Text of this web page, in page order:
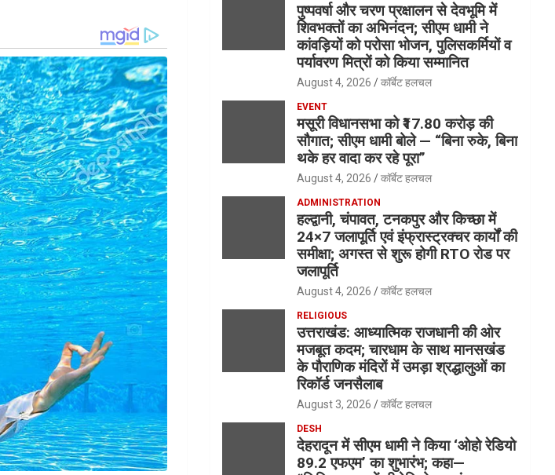
पुष्पवर्षा और चरण प्रक्षालन से देवभूमि में
शिवभक्तों का अभिनंदन; सीएम धामी ने
कांवड़ियों को परोसा भोजन, पुलिसकर्मियों व
पर्यावरण मित्रों को किया सम्मानित
August 4, 2026 कॉर्बेट हलचल
EVENT
मसूरी विधानसभा को ₹17.80 करोड़ की
सौगात; सीएम धामी बोले — “बिना रुके, बिना
थके हर वादा कर रहे पूरा”
August 4, 2026 कॉर्बेट हलचल
ADMINISTRATION
हल्द्वानी, चंपावत, टनकपुर और किच्छा में
24×7 जलापूर्ति एवं इंफ्रास्ट्रक्चर कार्यों की
समीक्षा; अगस्त से शुरू होगी RTO रोड पर
जलापूर्ति
August 4, 2026 कॉर्बेट हलचल
RELIGIOUS
उत्तराखंड: आध्यात्मिक राजधानी की ओर
मजबूत कदम; चारधाम के साथ मानसखंड
के पौराणिक मंदिरों में उमड़ा श्रद्धालुओं का
रिकॉर्ड जनसैलाब
August 3, 2026 कॉर्बेट हलचल
DESH
देहरादून में सीएम धामी ने किया ‘ओहो रेडियो
89.2 एफएम’ का शुभारंभ; कहा—